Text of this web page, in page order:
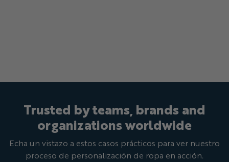
Trusted by teams, brands and
organizations worldwide
Echa un vistazo a estos casos prácticos para ver nuestro
proceso de personalización de ropa en acción.